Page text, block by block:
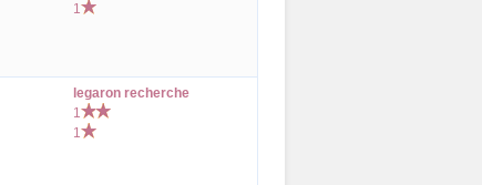
1
legaron recherche
1
1